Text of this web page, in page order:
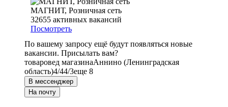
МАГНИТ, Розничная сеть
32655 активных вакансий
Посмотреть
По вашему запросу ещё будут появляться новые
вакансии. Присылать вам?
товаровед магазинаАннино (Ленинградская
область)4/44/3еще 8
В мессенджер
На почту